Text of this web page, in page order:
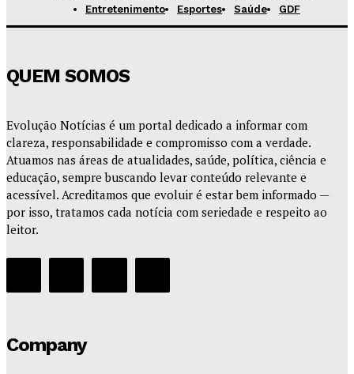
Entretenimento
Esportes Saúde GDF
QUEM SOMOS
Evolução Notícias é um portal dedicado a informar com
clareza, responsabilidade e compromisso com a verdade.
Atuamos nas áreas de atualidades, saúde, política, ciência e
educação, sempre buscando levar conteúdo relevante e
acessível. Acreditamos que evoluir é estar bem informado —
por isso, tratamos cada notícia com seriedade e respeito ao
leitor.
Company